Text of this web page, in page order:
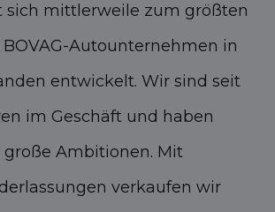
sich mittlerweile zum größten
Autounternehmen in
entwickelt. Wir sind seit
im Geschäft und haben
Ambitionen. Mit
verkaufen wir